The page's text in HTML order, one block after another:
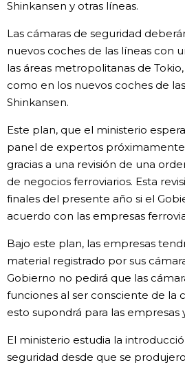
Vídeos e imágenes
En profundidad
Más
Noticias
Datos de Japón
Fragmentos de Japón
Gente
Blog
Tokio
official SNS
Shinkansen y otras líneas.
Las cámaras de seguridad
nuevos coches de las líneas con
las áreas metropolitanas de
como en los nuevos coches de
Shinkansen.
Este plan, que el ministerio
panel de expertos
gracias a una revisión de una
de negocios ferroviarios. Esta
finales del presente año si el
acuerdo con las empresas
Bajo este plan, las empresas
material registrado por sus
Gobierno no pedirá que las
funciones al ser consciente de la
esto supondrá para las empresas
El ministerio estudia la
seguridad desde que se